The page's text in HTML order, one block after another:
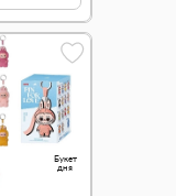
Букет
дня